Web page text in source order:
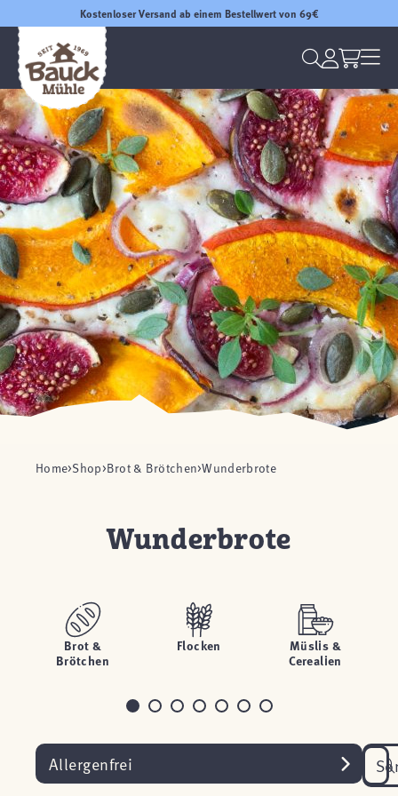
Kostenloser Versand ab einem Bestellwert von 69€
Home Shop Brot & Brötchen Wunderbrote
Wunderbrote
Brot &
Brötchen
Flocken
Müslis &
Cerealien
Allergenfrei